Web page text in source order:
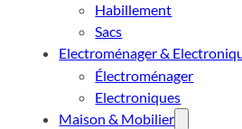
Habillement
Sacs
Electroménager &
Électroménager
Electroniques
Maison & Mobilier